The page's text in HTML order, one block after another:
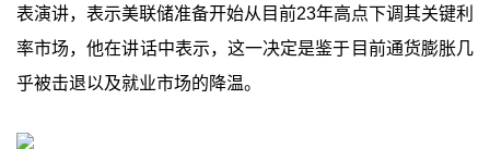
表演讲，表示美联储准备开始从目前23年高点下调其关键利
率市场，他在讲话中表示，这一决定是鉴于目前通货膨胀几
乎被击退以及就业市场的降温。